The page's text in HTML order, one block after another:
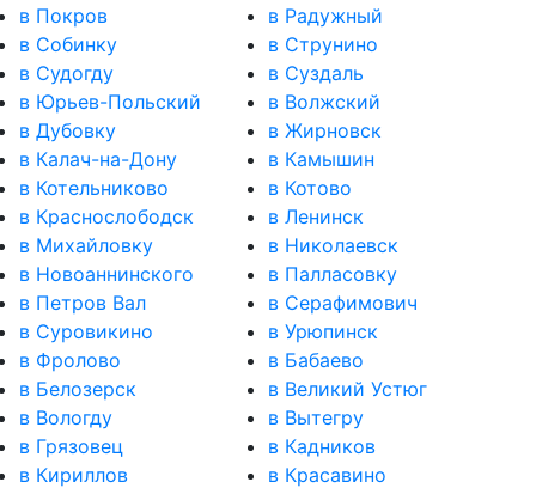
в Покров
в Радужный
в Собинку
в Струнино
в Судогду
в Суздаль
в Юрьев-Польский
в Волжский
в Дубовку
в Жирновск
в Калач-на-Дону
в Камышин
в Котельниково
в Котово
в Краснослободск
в Ленинск
в Михайловку
в Николаевск
в Новоаннинского
в Палласовку
в Петров Вал
в Серафимович
в Суровикино
в Урюпинск
в Фролово
в Бабаево
в Белозерск
в Великий Устюг
в Вологду
в Вытегру
в Грязовец
в Кадников
в Кириллов
в Красавино